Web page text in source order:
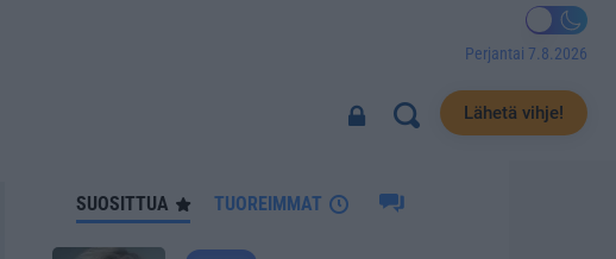
Perjantai 7.8.2026
Lähetä vihje!
SUOSITTUA TUOREIMMAT